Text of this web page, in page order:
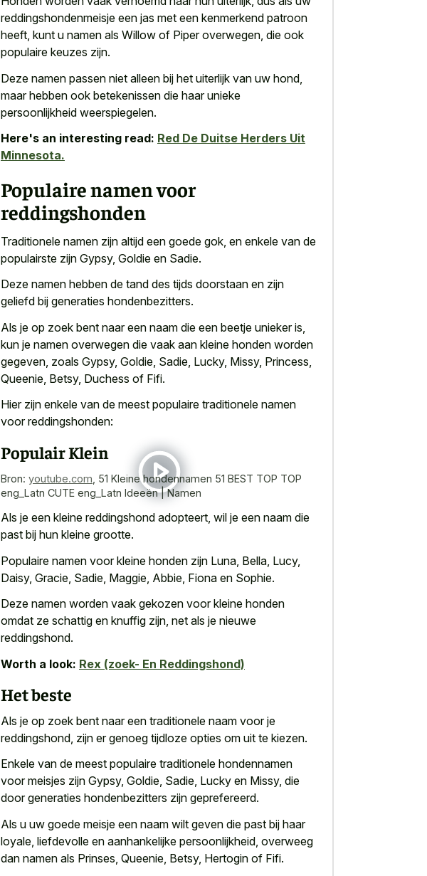
reddingshondenmeisje een jas met een kenmerkend patroon
heeft, kunt u namen als Willow of Piper overwegen, die ook
populaire keuzes zijn.
Deze namen passen niet alleen bij het uiterlijk van uw hond,
maar hebben ook betekenissen die haar unieke
persoonlijkheid weerspiegelen.
Here's an interesting read: Red De Duitse Herders Uit
Minnesota.
Populaire namen voor
reddingshonden
Traditionele namen zijn altijd een goede gok, en enkele van de
populairste zijn Gypsy, Goldie en Sadie.
Deze namen hebben de tand des tijds doorstaan en zijn
geliefd bij generaties hondenbezitters.
Als je op zoek bent naar een naam die een beetje unieker is,
kun je namen overwegen die vaak aan kleine honden worden
gegeven, zoals Gypsy, Goldie, Sadie, Lucky, Missy, Princess,
Queenie, Betsy, Duchess of Fifi.
Hier zijn enkele van de meest populaire traditionele namen
voor reddingshonden:
Populair Klein
Bron: youtube.com 51 Kleine hondennamen 51 BEST TOP TOP
eng_Latn CUTE eng_Latn Ideeën | Namen
Als je een kleine reddingshond adopteert, wil je een naam die
past bij hun kleine grootte.
Populaire namen voor kleine honden zijn Luna, Bella, Lucy,
Daisy, Gracie, Sadie, Maggie, Abbie, Fiona en Sophie.
Deze namen worden vaak gekozen voor kleine honden
omdat ze schattig en knuffig zijn, net als je nieuwe
reddingshond.
Worth a look: Rex (zoek- En Reddingshond)
Het beste
Als je op zoek bent naar een traditionele naam voor je
reddingshond, zijn er genoeg tijdloze opties om uit te kiezen.
Enkele van de meest populaire traditionele hondennamen
voor meisjes zijn Gypsy, Goldie, Sadie, Lucky en Missy, die
door generaties hondenbezitters zijn geprefereerd.
Als u uw goede meisje een naam wilt geven die past bij haar
loyale, liefdevolle en aanhankelijke persoonlijkheid, overweeg
dan namen als Prinses, Queenie, Betsy, Hertogin of Fifi.